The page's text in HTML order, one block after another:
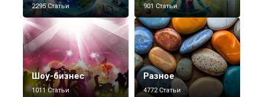
2295 Статьи 901 Статьи
Шоу-бизнес
1011 Статьи
Разное
4772 Статьи